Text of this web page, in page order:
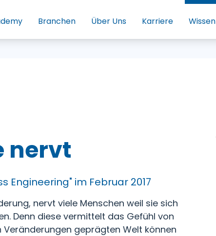
Branchen Über Uns Karriere Wissen
nervt
Engineering" im Februar 2017
nervt viele Menschen weil sie sich
Denn diese vermittelt das Gefühl von
Veränderungen geprägten Welt können